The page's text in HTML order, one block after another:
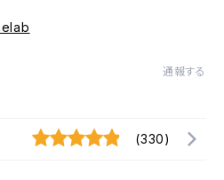
通報する
(330)